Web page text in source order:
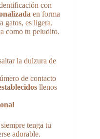
con
en forma
gatos, es ligera,
como tu peludito.
la dulzura de
de contacto
llenos
tenga tu
adorable.